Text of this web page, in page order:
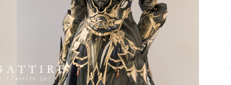
頭装備ギミックあり
ノースリーブ